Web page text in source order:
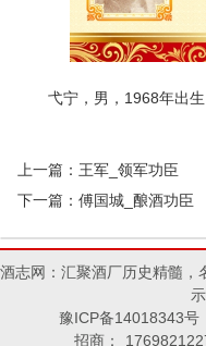
弋宁，男，1968年出生
上一篇： 王军_领军功臣
下一篇： 傅国城_酿酒功臣
酒志网：汇聚酒厂历史精髓，
豫ICP备14018343
招商：